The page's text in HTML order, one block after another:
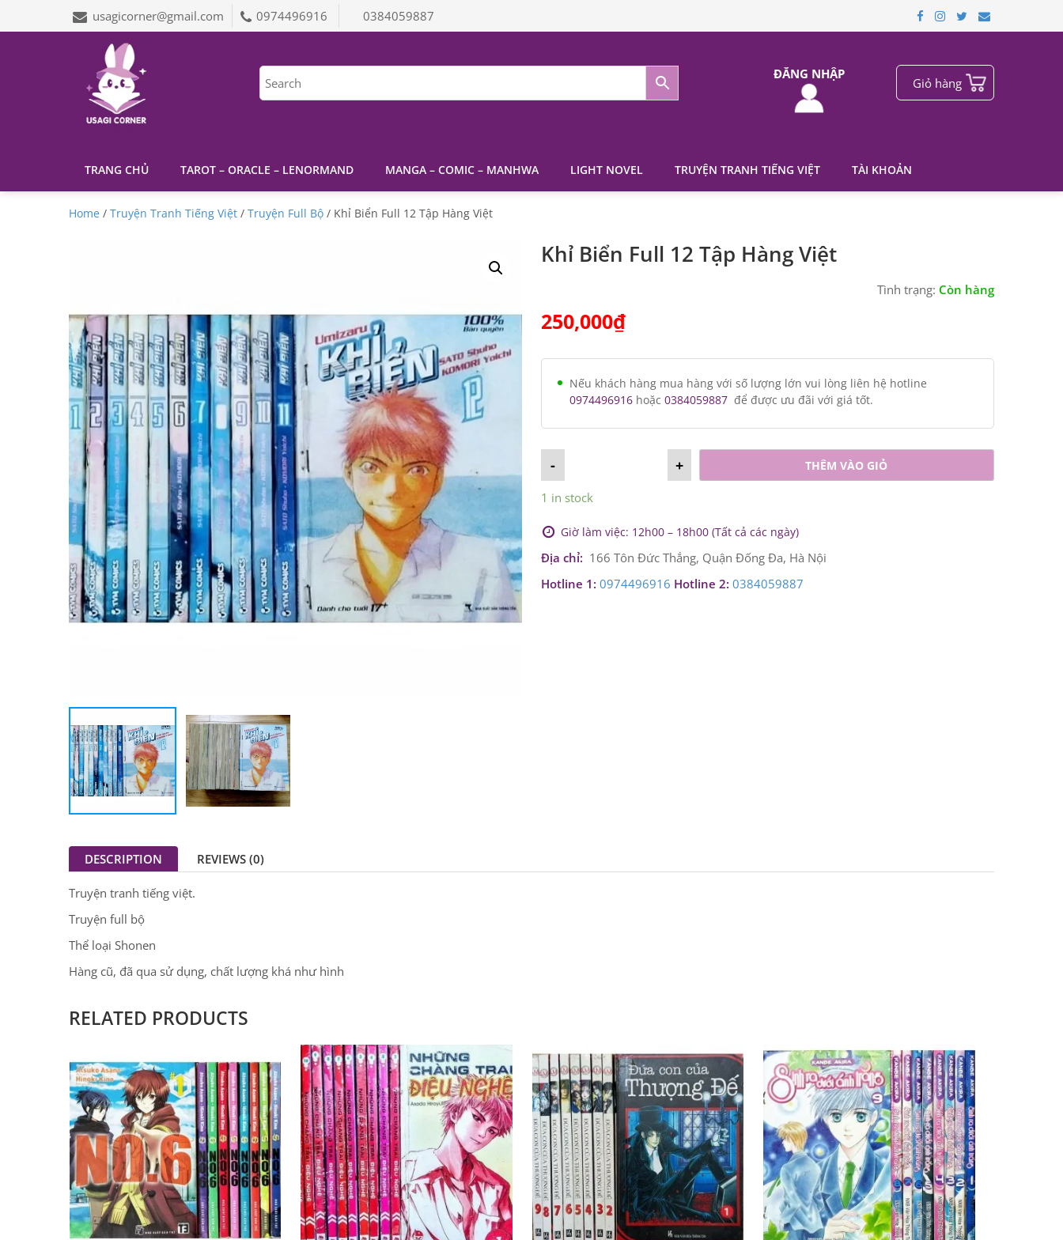
usagicorner@gmail.com 0974496916 0384059887
Giỏ hàng
ĐĂNG NHẬP
TRANG CHỦ TAROT – ORACLE – LENORMAND MANGA – COMIC – MANHWA LIGHT NOVEL TRUYỆN TRANH TIẾNG VIỆT TÀI KHOẢN
Home / Truyện Tranh Tiếng Việt / Truyện Full Bộ / Khỉ Biển Full 12 Tập Hàng Việt
Khỉ Biển Full 12 Tập Hàng Việt
Tình trạng: Còn hàng
250,000₫
Nếu khách hàng mua hàng với số lượng lớn vui lòng liên hệ hotline
0974496916hoặc 0384059887để được ưu đãi với giá tốt.
+
- THÊM VÀO GIỎ
1 in stock
Giờ làm việc: 12h00 – 18h00 (Tất cả các ngày)
Địa chỉ: 166 Tôn Đức Thắng, Quận Đống Đa, Hà Nội
Hotline 1: 0974496916 Hotline 2: 0384059887
DESCRIPTION REVIEWS (0)
Truyện tranh tiếng việt.
Truyện full bộ
Thể loại Shonen
Hàng cũ, đã qua sử dụng, chất lượng khá như hình
RELATED PRODUCTS